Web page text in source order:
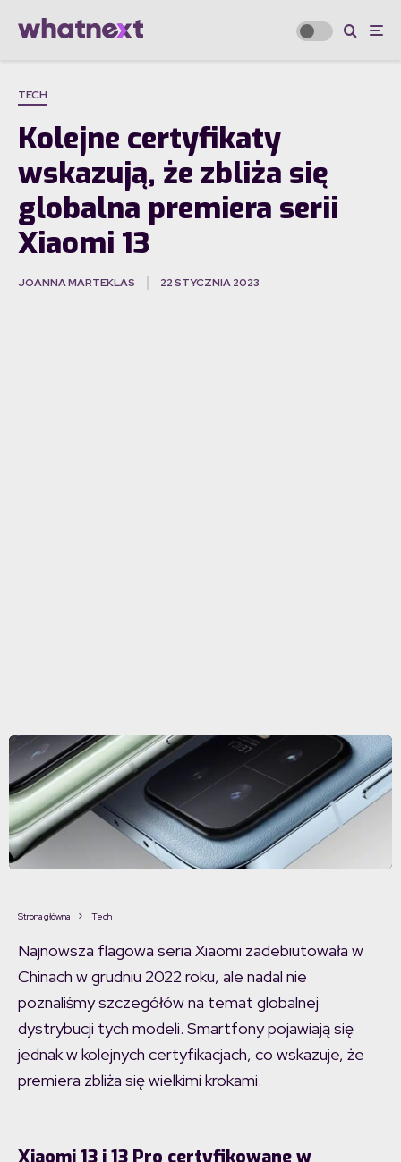
TECH
Kolejne certyfikaty
wskazują, że zbliża się
globalna premiera serii
Xiaomi 13
JOANNA MARTEKLAS 22 STYCZNIA 2023
Strona główna Tech
Najnowsza flagowa seria Xiaomi zadebiutowała w
Chinach w grudniu 2022 roku, ale nadal nie
poznaliśmy szczegółów na temat globalnej
dystrybucji tych modeli. Smartfony pojawiają się
jednak w kolejnych certyfikacjach, co wskazuje, że
premiera zbliża się wielkimi krokami.